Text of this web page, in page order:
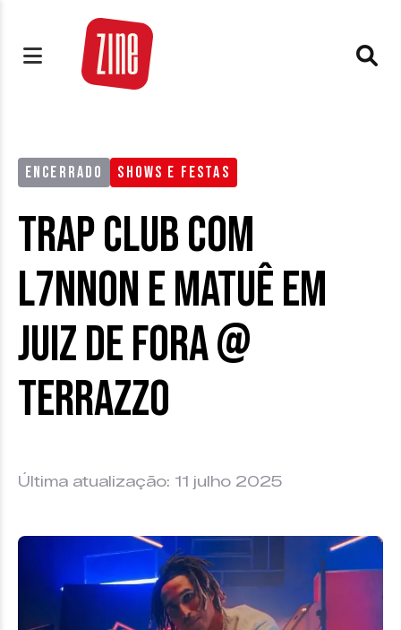
ENCERRADO SHOWS E FESTAS
Trap Club com
L7nnon e Matuê em
Juiz de Fora @
Terrazzo
Última atualização: 11 julho 2025